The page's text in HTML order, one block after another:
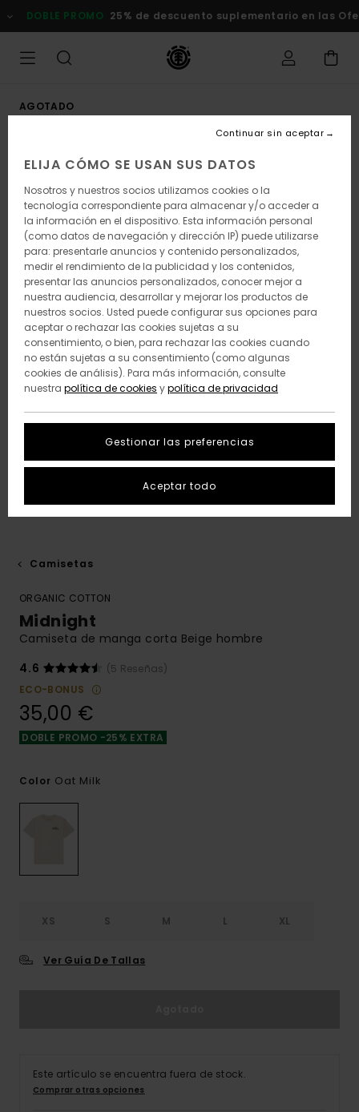
la
DOBLE PROMO 25% de descuento suplementario en las
AGOTADO
Camisetas
ORGANIC COTTON
Midnight
Camiseta de manga corta Beige hombre
4.6
(5 Reseñas)
ECO-BONUS
35,00 €
DOBLE PROMO -25% EXTRA
Color Oat Milk
XS S M L XL
Ver Guía De Tallas
Este artículo se encuentra fuera de stock.
Comprar otras opciones
ELIJA CÓMO SE USAN SUS DATOS
Nosotros y nuestros socios utilizamos cookies o la
tecnología correspondiente para almacenar y/o acceder a
la información en el dispositivo. Esta información personal
(como datos de navegación y dirección IP) puede utilizarse
para: presentarle anuncios y contenido personalizados,
medir el rendimiento de la publicidad y los contenidos,
presentar las anuncios personalizados, conocer mejor a
nuestra audiencia, desarrollar y mejorar los productos de
nuestros socios. Usted puede configurar sus opciones para
aceptar o rechazar las cookies sujetas a su
consentimiento, o bien, para rechazar las cookies cuando
no están sujetas a su consentimiento (como algunas
cookies de análisis). Para más información, consulte
nuestra política de cookies ypolítica de privacidad
Gestionar las preferencias
Continuar sin aceptar
Aceptar todo